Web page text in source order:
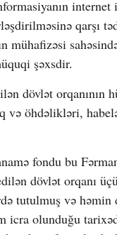
internet
qarşı
mühafizəsi
şəxsdir.
dövlət orqanının
və öhdəlikləri,
fondu bu
dövlət orqanı
tutulmuş və həmin
icra olunduğu